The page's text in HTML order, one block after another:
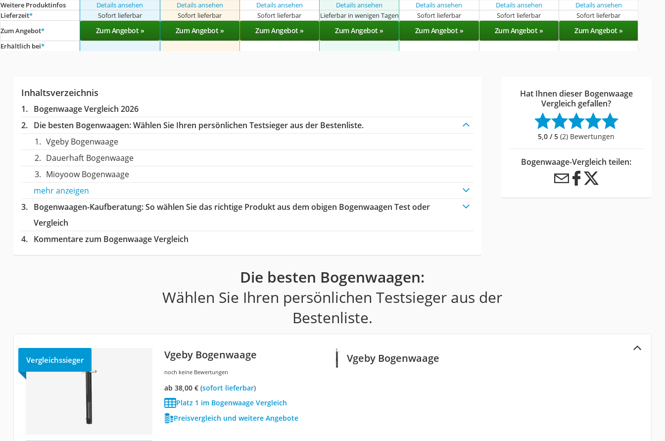
Weitere Produktinfos Details ansehen Details ansehen Details ansehen Details ansehen Details ansehen Details ansehen
Details ansehen
Lieferzeit* Sofort lieferbar Sofort lieferbar Sofort lieferbar Lieferbar in wenigen Tagen Sofort lieferbar Sofort lieferbar
Sofort lieferbar
Zum Angebot* Zum Angebot » Zum Angebot » Zum Angebot » Zum Angebot » Zum Angebot » Zum Angebot » Zum Angebot »
Erhältlich bei*
Inhaltsverzeichnis
Bogenwaage Vergleich 2026
Die besten Bogenwaagen:Wählen Sie Ihren persönlichen Testsieger aus der Bestenliste.
Vgeby Bogenwaage
Dauerhaft Bogenwaage
Mioyoow Bogenwaage
mehr anzeigen
Bogenwaagen-Kaufberatung: So wählen Sie das richtige Produkt aus dem obigen Bogenwaagen Test oder
Vergleich
Kommentare zum Bogenwaage Vergleich
Hat Ihnen dieser Bogenwaage
Vergleich gefallen?
5,0 / 5 (2) Bewertungen
Bogenwaage-Vergleich teilen:
Die besten Bogenwaagen:
Wählen Sie Ihren persönlichen Testsieger aus der
Bestenliste.
Vgeby Bogenwaage
Vergleichssieger Vgeby Bogenwaage
noch keine Bewertungen
ab 38,00 €( Sofort lieferbar)
Platz 1 im Bogenwaage Vergleich
Preisvergleich und weitere Angebote